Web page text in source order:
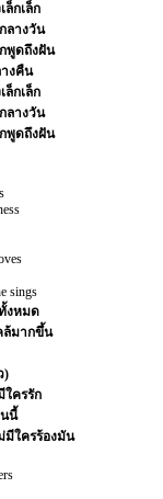
ล็กเล็ก
ลางวัน
พูดถึงฝัน
งคืน
ล็กเล็ก
ลางวัน
พูดถึงฝัน
sings
งหมด
ล้มากขึ้น
)
ใครรัก
นี้
มีใครร้องมัน